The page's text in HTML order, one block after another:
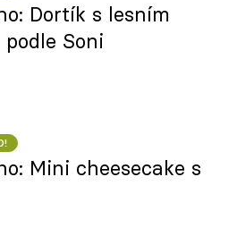
Dortík s lesním
Soni
Mini cheesecake s